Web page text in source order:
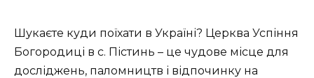
Шукаєте куди поїхати в Україні? Церква Успіння
Богородиці в с. Пістинь – це чудове місце для
досліджень, паломництв і відпочинку на